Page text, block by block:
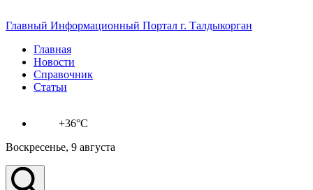
Главный Информационный Портал г. Талдыкорган
Главная
Новости
Справочник
Статьи
+36°C
Воскресенье, 9 августа